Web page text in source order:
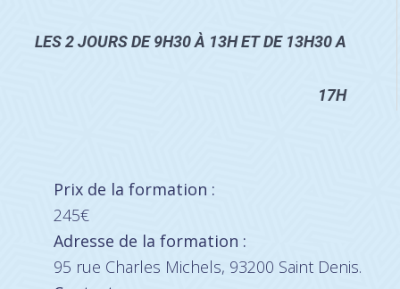
LES 2 JOURS DE 9H30 À 13H ET DE 13H30 A
17H
Prix de la formation :
245€
Adresse de la formation :
95 rue Charles Michels, 93200 Saint Denis.